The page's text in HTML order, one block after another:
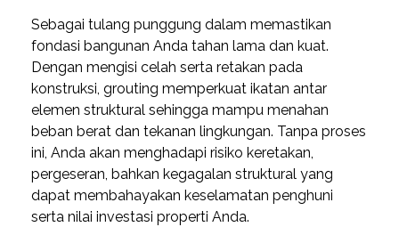
Sebagai tulang punggung dalam memastikan
fondasi bangunan Anda tahan lama dan kuat.
Dengan mengisi celah serta retakan pada
konstruksi, grouting memperkuat ikatan antar
elemen struktural sehingga mampu menahan
beban berat dan tekanan lingkungan. Tanpa proses
ini, Anda akan menghadapi risiko keretakan,
pergeseran, bahkan kegagalan struktural yang
dapat membahayakan keselamatan penghuni
serta nilai investasi properti Anda.